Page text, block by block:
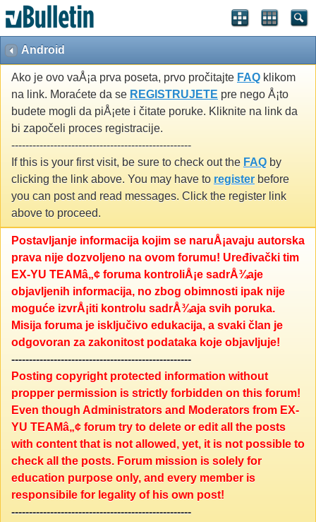
Android
Ako je ovo vaÅ¡a prva poseta, prvo pročitajte FAQ klikom
na link. Moraćete da se REGISTRUJETE pre nego Å¡to
budete mogli da piÅ¡ete i čitate poruke. Kliknite na link da
bi započeli proces registracije.
---------------------------------------------------
If this is your first visit, be sure to check out the FAQ by
clicking the link above. You may have to register before
you can post and read messages. Click the register link
above to proceed.
Postavljanje informacija kojim se naruÅ¡avaju autorska
prava nije dozvoljeno na ovom forumu! Uređivački tim
EX-YU TEAMâ„¢ foruma kontroliÅ¡e sadrÅ¾aje
objavljenih informacija, no zbog obimnosti ipak nije
moguće izvrÅ¡iti kontrolu sadrÅ¾aja svih poruka.
Misija foruma je isključivo edukacija, a svaki član je
odgovoran za zakonitost podataka koje objavljuje!
---------------------------------------------------
Posting copyright protected information without
propper permission is strictly forbidden on this forum!
Even though Administrators and Moderators from EX-
YU TEAMâ„¢ forum try to delete or edit all the posts
with content that is not allowed, yet, it is not possible to
check all the posts. Forum mission is solely for
education purpose only, and every member is
responsibile for legality of his own post!
---------------------------------------------------